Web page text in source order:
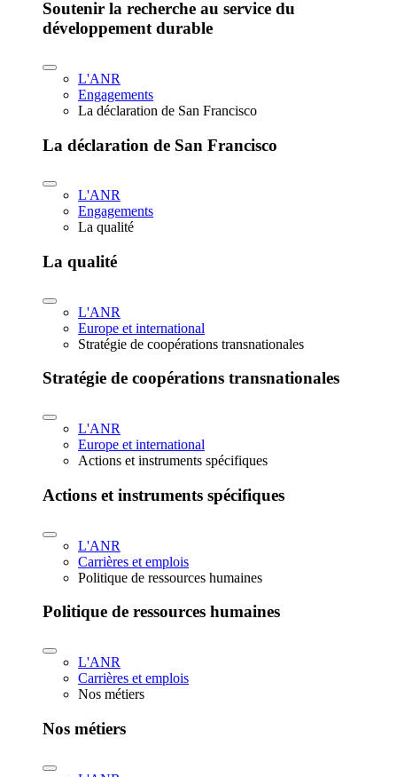
Soutenir la recherche au service du
développement durable
L'ANR
Engagements
La déclaration de San Francisco
La déclaration de San Francisco
L'ANR
Engagements
La qualité
La qualité
L'ANR
Europe et international
Stratégie de coopérations transnationales
Stratégie de coopérations transnationales
L'ANR
Europe et international
Actions et instruments spécifiques
Actions et instruments spécifiques
L'ANR
Carrières et emplois
Politique de ressources humaines
Politique de ressources humaines
L'ANR
Carrières et emplois
Nos métiers
Nos métiers